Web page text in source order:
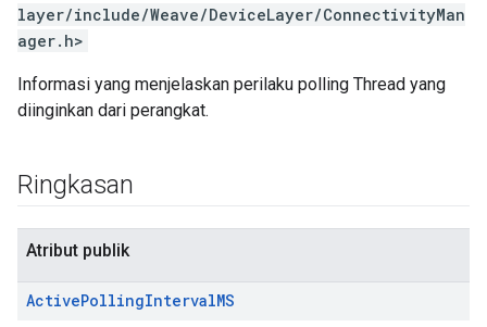
layer/include/Weave/DeviceLayer/ConnectivityMan
ager.h>
Informasi yang menjelaskan perilaku polling Thread yang
diinginkan dari perangkat.
Ringkasan
Atribut publik
ActivePollingIntervalMS